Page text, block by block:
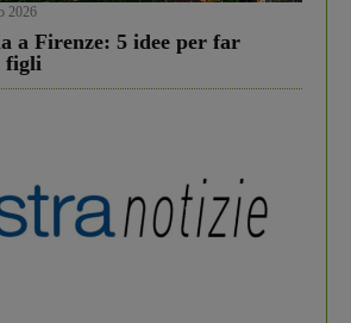
2026
a Firenze: 5 idee per far
figli